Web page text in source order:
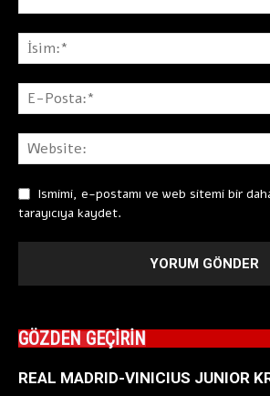
Ismimi, e-postamı ve web sitemi bir
tarayıcıya kaydet.
GÖZDEN GEÇİRİN
REAL MADRID-VINICIUS JUNIOR